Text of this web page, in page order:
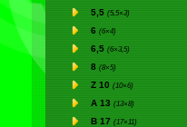
5,5 (5,5×3)
6 (6×4)
6,5 (6×3,5)
8 (8×5)
Z 10 (10×6)
A 13 (13×8)
B 17 (17×11)